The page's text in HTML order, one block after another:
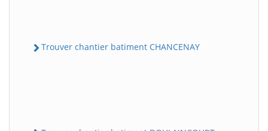
Trouver chantier batiment CHANCENAY